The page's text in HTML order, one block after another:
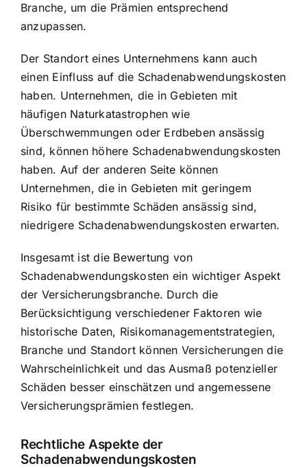
Branche, um die Prämien entsprechend
anzupassen.
Der Standort eines Unternehmens kann auch
einen Einfluss auf die Schadenabwendungskosten
haben. Unternehmen, die in Gebieten mit
häufigen Naturkatastrophen wie
Überschwemmungen oder Erdbeben ansässig
sind, können höhere Schadenabwendungskosten
haben. Auf der anderen Seite können
Unternehmen, die in Gebieten mit geringem
Risiko für bestimmte Schäden ansässig sind,
niedrigere Schadenabwendungskosten erwarten.
Insgesamt ist die Bewertung von
Schadenabwendungskosten ein wichtiger Aspekt
der Versicherungsbranche. Durch die
Berücksichtigung verschiedener Faktoren wie
historische Daten, Risikomanagementstrategien,
Branche und Standort können Versicherungen die
Wahrscheinlichkeit und das Ausmaß potenzieller
Schäden besser einschätzen und angemessene
Versicherungsprämien festlegen.
Rechtliche Aspekte der
Schadenabwendungskosten